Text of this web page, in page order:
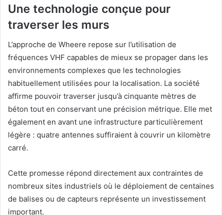
Une technologie conçue pour
traverser les murs
L’approche de Wheere repose sur l’utilisation de
fréquences VHF capables de mieux se propager dans les
environnements complexes que les technologies
habituellement utilisées pour la localisation. La société
affirme pouvoir traverser jusqu’à cinquante mètres de
béton tout en conservant une précision métrique. Elle met
également en avant une infrastructure particulièrement
légère : quatre antennes suffiraient à couvrir un kilomètre
carré.
Cette promesse répond directement aux contraintes de
nombreux sites industriels où le déploiement de centaines
de balises ou de capteurs représente un investissement
important.